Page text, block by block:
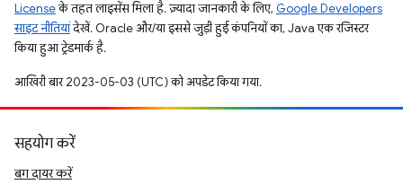
Licenseके तहत लाइसेंस मिला है. ज़्यादा जानकारी के लिए, Google Developers
साइट नीतियांदेखें. Oracle और/या इससे जुड़ी हुई कंपनियों का, Java एक रजिस्टर
किया हुआ ट्रेडमार्क है.
आखिरी बार 2023-05-03 (UTC) को अपडेट किया गया.
सहयोग करें
बग दायर करें